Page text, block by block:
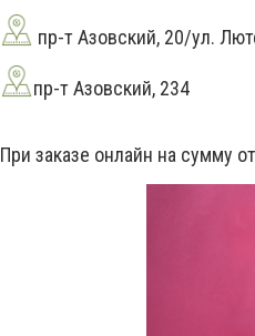
пр-т Азовский, 20/ул.
пр-т Азовский, 234
При заказе онлайн на сумму